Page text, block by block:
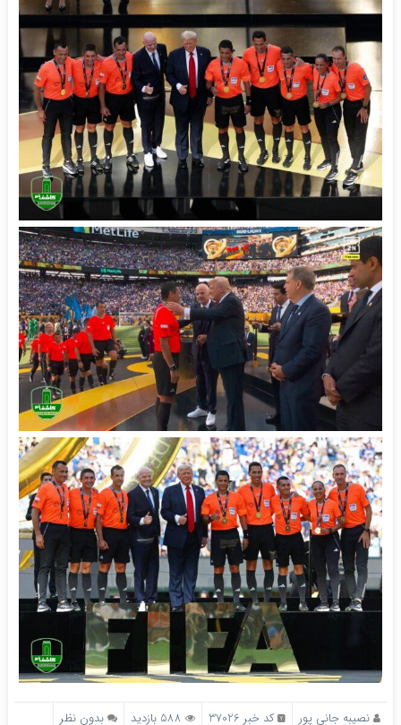
نصیبه جانی پور کد خبر 37026 588 بازدید
بدون نظر